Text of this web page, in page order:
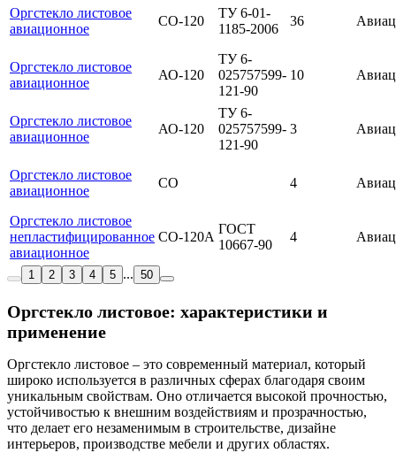
Оргстекло листовое
авиационное
СО-120
ТУ 6-01-
1185-2006
36
Оргстекло листовое
авиационное
АО-120
ТУ 6-
025757599-
121-90
10
Оргстекло листовое
авиационное
АО-120
ТУ 6-
025757599-
121-90
3
Оргстекло листовое
авиационное
СО 4
Оргстекло листовое
непластифицированное
авиационное
СО-120А
ГОСТ
10667-90
4
1 2 3 4 5 ... 50
Оргстекло листовое: характеристики и
применение
Оргстекло листовое – это современный материал, который
широко используется в различных сферах благодаря своим
уникальным свойствам. Оно отличается высокой прочностью,
устойчивостью к внешним воздействиям и прозрачностью,
что делает его незаменимым в строительстве, дизайне
интерьеров, производстве мебели и других областях.